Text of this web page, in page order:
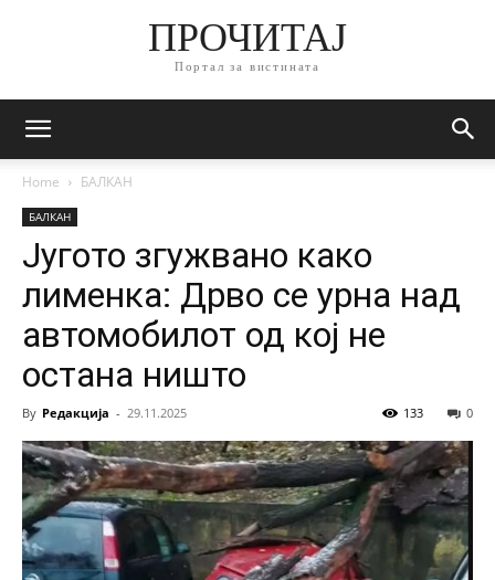
ПРОЧИТАЈ
Портал за вистината
Home БАЛКАН
БАЛКАН
Југото згужвано како
лименка: Дрво се урна над
автомобилот од кој не
остана ништо
By Редакција - 29.11.2025 0
133